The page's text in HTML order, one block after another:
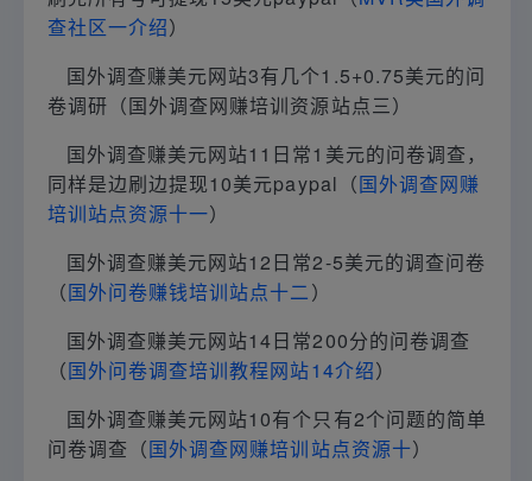
查社区一介绍）
国外调查赚美元网站3有几个1.5+0.75美元的问
卷调研（国外调查网赚培训资源站点三）
国外调查赚美元网站11日常1美元的问卷调查，
同样是边刷边提现10美元paypal（国外调查网赚
培训站点资源十一）
国外调查赚美元网站12日常2-5美元的调查问卷
（国外问卷赚钱培训站点十二）
国外调查赚美元网站14日常200分的问卷调查
（国外问卷调查培训教程网站14介绍）
国外调查赚美元网站10有个只有2个问题的简单
问卷调查（国外调查网赚培训站点资源十）